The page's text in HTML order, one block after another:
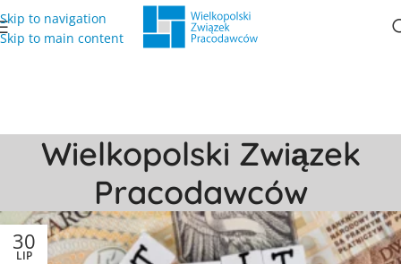
Skip to navigation
Skip to main content
Wielkopolski Związek
Pracodawców
30
LIP